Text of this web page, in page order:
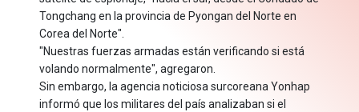
Tongchang en la provincia de Pyongan del Norte en
Corea del Norte".
"Nuestras fuerzas armadas están verificando si está
volando normalmente", agregaron.
Sin embargo, la agencia noticiosa surcoreana Yonhap
informó que los militares del país analizaban si el